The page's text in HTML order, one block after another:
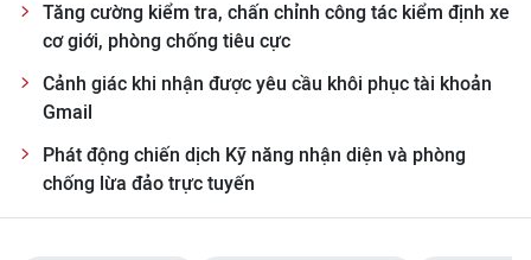
CHUYÊN ĐỀ
CÁC CHUYÊN TRANG
VỀ BÁO NHÂN DÂN
THỜI NAY
Tăng cường kiểm tra, chấn chỉnh công tác kiểm định xe
cơ giới, phòng chống tiêu cực
Cảnh giác khi nhận được yêu cầu khôi phục tài khoản
Gmail
Phát động chiến dịch Kỹ năng nhận diện và phòng
chống lừa đảo trực tuyến